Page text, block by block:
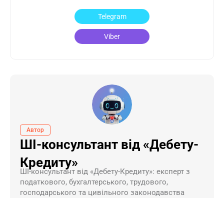
Telegram
Viber
Автор
ШІ-консультант від «Дебету-
Кредиту»
ШI-консультант від «Дебету-Кредиту»: експерт з
податкового, бухгалтерського, трудового,
господарського та цивільного законодавства